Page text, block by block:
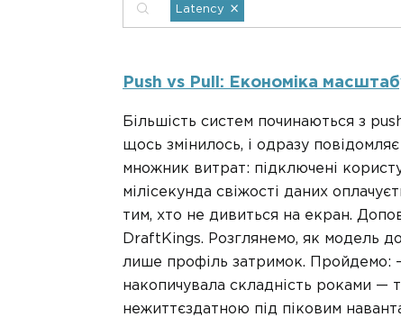
Latency ×
Push vs Pull: Економіка
Більшість систем починаються з
щось змінилось, і одразу
множник витрат: підключені
мілісекунда свіжості даних
тим, хто не дивиться на екран.
DraftKings. Розглянемо, як модель
лише профіль затримок. Пройдемо:
накопичувала складність роками —
нежиттєздатною під піковим